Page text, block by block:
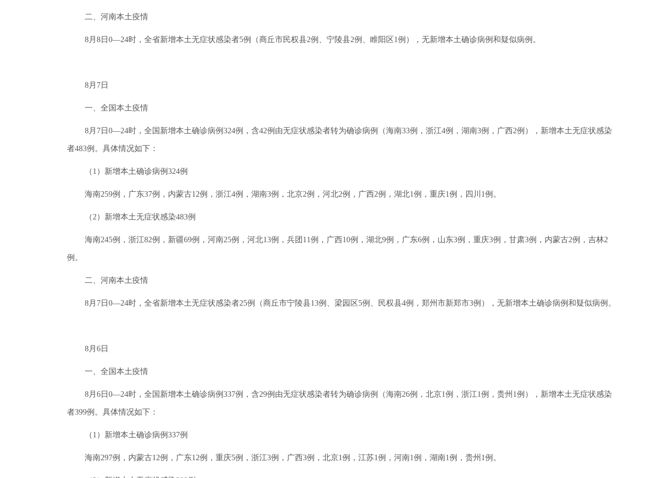
二、河南本土疫情
8月8日0—24时，全省新增本土无症状感染者5例（商丘市民权县2例、宁陵县2例、睢阳区1例），无新增本土确诊病例和疑似病例。
8月7日
一、全国本土疫情
8月7日0—24时，全国新增本土确诊病例324例，含42例由无症状感染者转为确诊病例（海南33例，浙江4例，湖南3例，广西2例），新增本土无症状感染
者483例。具体情况如下：
（1）新增本土确诊病例324例
海南259例，广东37例，内蒙古12例，浙江4例，湖南3例，北京2例，河北2例，广西2例，湖北1例，重庆1例，四川1例。
（2）新增本土无症状感染483例
海南245例，浙江82例，新疆69例，河南25例，河北13例，兵团11例，广西10例，湖北9例，广东6例，山东3例，重庆3例，甘肃3例，内蒙古2例，吉林2
例。
二、河南本土疫情
8月7日0—24时，全省新增本土无症状感染者25例（商丘市宁陵县13例、梁园区5例、民权县4例，郑州市新郑市3例），无新增本土确诊病例和疑似病例。
8月6日
一、全国本土疫情
8月6日0—24时，全国新增本土确诊病例337例，含29例由无症状感染者转为确诊病例（海南26例，北京1例，浙江1例，贵州1例），新增本土无症状感染
者399例。具体情况如下：
（1）新增本土确诊病例337例
海南297例，内蒙古12例，广东12例，重庆5例，浙江3例，广西3例，北京1例，江苏1例，河南1例，湖南1例，贵州1例。